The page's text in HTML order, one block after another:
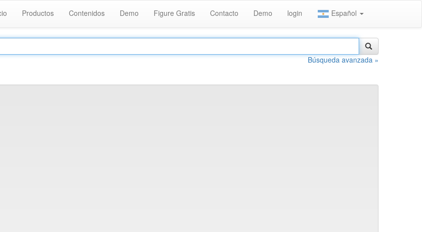
Productos Contenidos Demo Figure Gratis Contacto Demo login Español
Búsqueda avanzada »